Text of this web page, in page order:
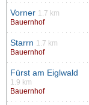
Vorner 1.7 km
Bauernhof
Starrn 1.7 km
Bauernhof
Fürst am Eiglwald
1.9 km
Bauernhof